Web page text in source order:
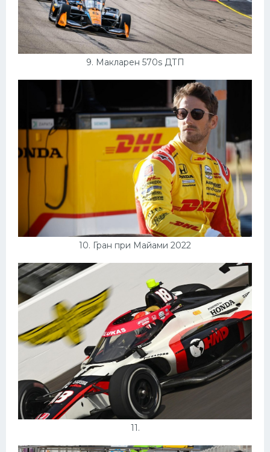
9. Макларен 570s ДТП
10. Гран при Майами 2022
11.